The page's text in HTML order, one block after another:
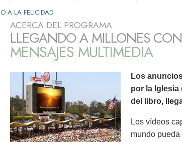
A LA FELICIDAD
ACERCA DEL PROGRAMA
LLEGANDO A MILLONES CON
MENSAJES MULTIMEDIA
Los
por la
del libro,
Los vídeos
mundo